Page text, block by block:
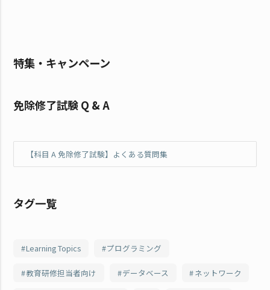
特集・キャンペーン
免除修了試験 Q & A
【科目 A 免除修了試験】よくある質問集
タグ一覧
Learning Topics プログラミング
教育研修担当者向け データベース ネットワーク